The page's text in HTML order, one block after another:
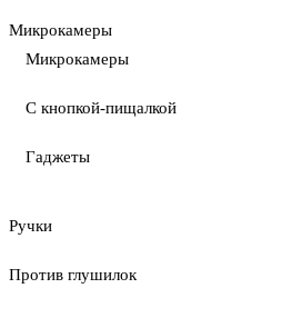
Микрокамеры
Микрокамеры
С кнопкой-пищалкой
Гаджеты
Ручки
Против глушилок